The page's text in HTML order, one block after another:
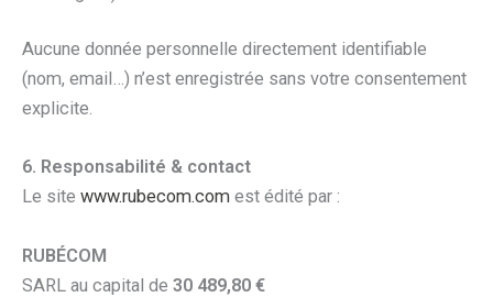
Aucune donnée personnelle directement identifiable
(nom, email…) n’est enregistrée sans votre consentement
explicite.
6. Responsabilité & contact
Le site www.rubecom.com est édité par :
RUBÉCOM
SARL au capital de 30 489,80 €